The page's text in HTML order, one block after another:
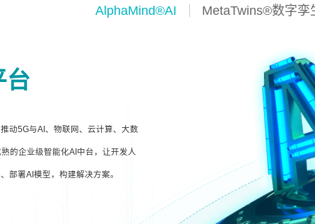
AlphaMind®AI MetaTwins®数字孪
台
动5G与AI、物联网、云计算、大数
的企业级智能化AI中台，让开发人
部署AI模型，构建解决方案。